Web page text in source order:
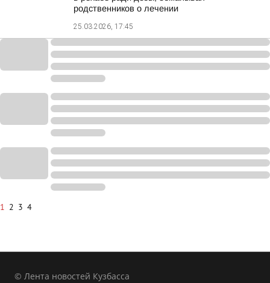
родственников о лечении
25.03.2026, 17:45
1 2 3 4
© Лента новостей Кузбасса